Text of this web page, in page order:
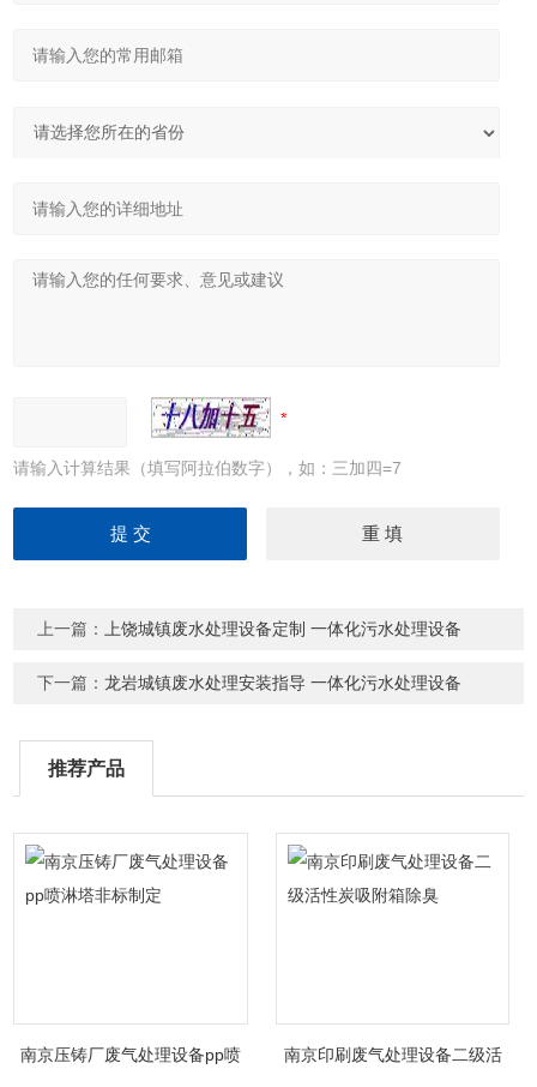
请输入计算结果（填写阿拉伯数字），如：三加四=7
上一篇： 上饶城镇废水处理设备定制 一体化污水处理设备
下一篇：龙岩城镇废水处理安装指导 一体化污水处理设备
推荐产品
南京压铸厂废气处理设备pp喷
南京印刷废气处理设备二级活